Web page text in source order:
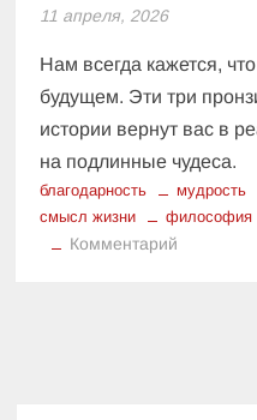
11 апреля, 2026
Нам всегда кажется,
будущем. Эти три
истории вернут вас в
на подлинные чудеса.
благодарность мудрость
смысл жизни
философия
Комментарий